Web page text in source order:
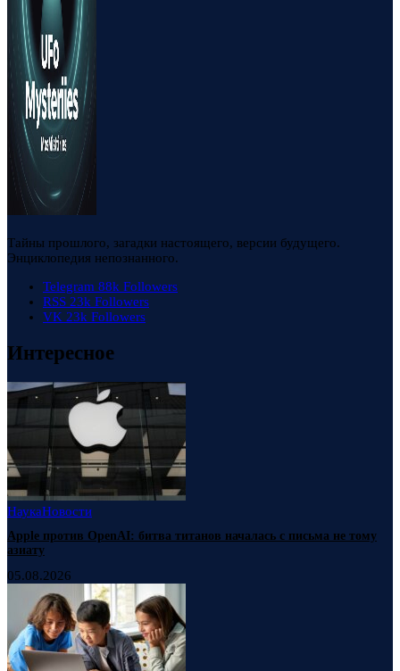
Тайны прошлого, загадки настоящего, версии будущего.
Энциклопедия непознанного.
Telegram 88k Followers
RSS 23k Followers
VK 23k Followers
Интересное
НаукаНовости
Apple против OpenAI: битва титанов началась с письма не тому
азиату
05.08.2026